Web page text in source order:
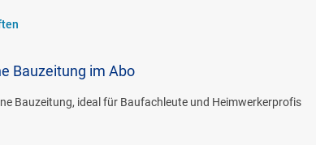
Bauzeitung im Abo
Bauzeitung, ideal für Baufachleute und Heimwerkerprofis